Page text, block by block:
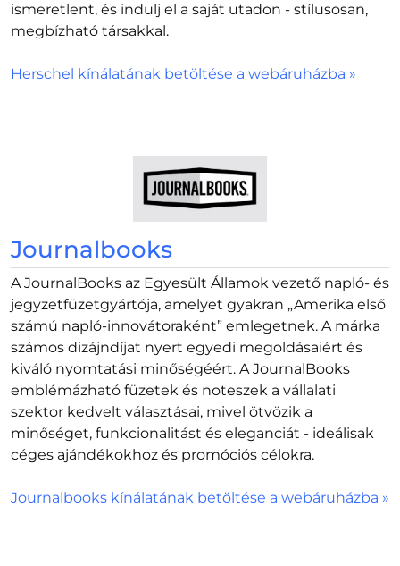
ismeretlent, és indulj el a saját utadon - stílusosan,
megbízható társakkal.
Herschel kínálatának betöltése a webáruházba »
Journalbooks
A JournalBooks az Egyesült Államok vezető napló- és
jegyzetfüzetgyártója, amelyet gyakran
Amerika első
számú napló-innovátoraként emlegetnek. A márka
számos dizájndíjat nyert egyedi megoldásaiért és
kiváló nyomtatási minőségéért. A JournalBooks
emblémázható füzetek és noteszek a vállalati
szektor kedvelt választásai, mivel ötvözik a
minőséget, funkcionalitást és eleganciát - ideálisak
céges ajándékokhoz és promóciós célokra.
Journalbooks kínálatának betöltése a webáruházba »